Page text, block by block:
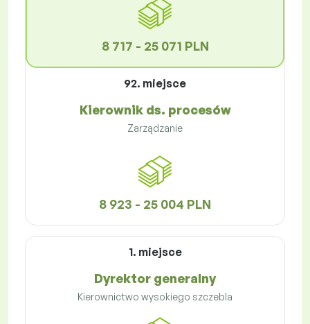
8 717 - 25 071 PLN
92. miejsce
Kierownik ds. procesów
Zarządzanie
8 923 - 25 004 PLN
1. miejsce
Dyrektor generalny
Kierownictwo wysokiego szczebla